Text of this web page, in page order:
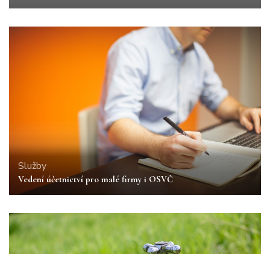
Služby
Vedení účetnictví pro malé firmy i OSVČ